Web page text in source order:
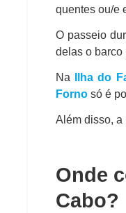
quentes ou/e
O passeio
delas o barco
Na Ilha do
Forno só é
Além disso, a
Onde
Cabo?